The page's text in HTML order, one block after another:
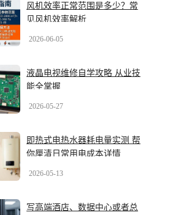
风机效率正常范围是多少？常
见风机效率解析
2026-06-05
液晶电视维修自学攻略 从业技
能全掌握
2026-05-27
即热式电热水器耗电量实测 帮
你厘清日常用电成本详情
2026-05-13
写高端酒店、数据中心或者总